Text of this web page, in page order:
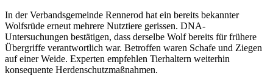
In der Verbandsgemeinde Rennerod hat ein bereits bekannter
Wolfsrüde erneut mehrere Nutztiere gerissen. DNA-
Untersuchungen bestätigen, dass derselbe Wolf bereits für frühere
Übergriffe verantwortlich war. Betroffen waren Schafe und Ziegen
auf einer Weide. Experten empfehlen Tierhaltern weiterhin
konsequente Herdenschutzmaßnahmen.